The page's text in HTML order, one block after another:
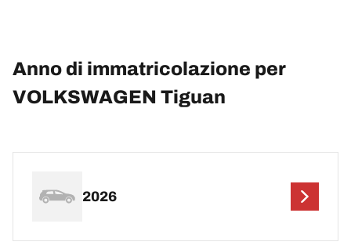
Anno di immatricolazione per
VOLKSWAGEN Tiguan
2026